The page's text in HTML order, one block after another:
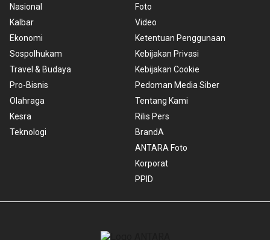
Nasional
Kalbar
Ekonomi
Sospolhukam
Travel & Budaya
Pro-Bisnis
Olahraga
Kesra
Teknologi
Foto
Video
Ketentuan Penggunaan
Kebijakan Privasi
Kebijakan Cookie
Pedoman Media Siber
Tentang Kami
Rilis Pers
BrandA
ANTARA Foto
Korporat
PPID